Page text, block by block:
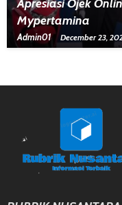
Apresiasi Ojek
Mypertamina
Admin01 December 23,